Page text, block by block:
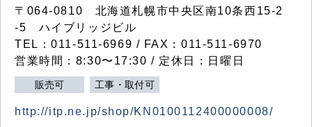
〒064-0810 北海道札幌市中央区南10条西15-2
-5 ハイブリッジビル
TEL：011-511-6969 / FAX：011-511-6970
営業時間：8:30〜17:30 / 定休日：日曜日
販売可 工事・取付可
http://itp.ne.jp/shop/KN0100112400000008/